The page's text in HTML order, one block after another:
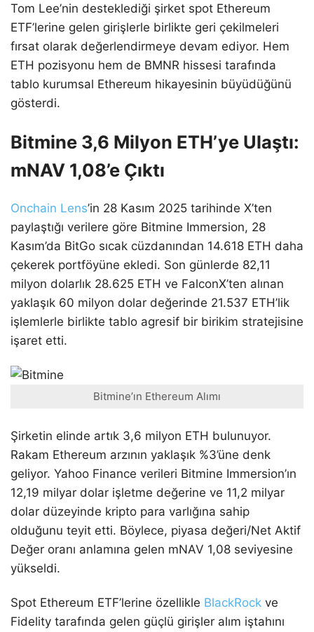
Tom Lee’nin desteklediği şirket spot Ethereum
ETF’lerine gelen girişlerle birlikte geri çekilmeleri
fırsat olarak değerlendirmeye devam ediyor. Hem
ETH pozisyonu hem de BMNR hissesi tarafında
tablo kurumsal Ethereum hikayesinin büyüdüğünü
gösterdi.
Bitmine 3,6 Milyon ETH’ye Ulaştı:
mNAV 1,08’e Çıktı
Onchain Lens’in 28 Kasım 2025 tarihinde X’ten
paylaştığı verilere göre Bitmine Immersion, 28
Kasım’da BitGo sıcak cüzdanından 14.618 ETH daha
çekerek portföyüne ekledi. Son günlerde 82,11
milyon dolarlık 28.625 ETH ve FalconX’ten alınan
yaklaşık 60 milyon dolar değerinde 21.537 ETH’lik
işlemlerle birlikte tablo agresif bir birikim stratejisine
işaret etti.
Bitmine’ın Ethereum Alımı
Şirketin elinde artık 3,6 milyon ETH bulunuyor.
Rakam Ethereum arzının yaklaşık %3’üne denk
geliyor. Yahoo Finance verileri Bitmine Immersion’ın
12,19 milyar dolar işletme değerine ve 11,2 milyar
dolar düzeyinde kripto para varlığına sahip
olduğunu teyit etti. Böylece, piyasa değeri/Net Aktif
Değer oranı anlamına gelen mNAV 1,08 seviyesine
yükseldi.
Spot Ethereum ETF’lerine özellikle BlackRock ve
Fidelity tarafında gelen güçlü girişler alım iştahını